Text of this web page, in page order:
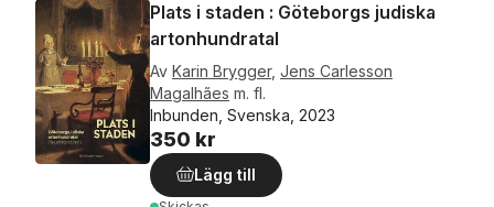
Plats i staden : Göteborgs judiska
artonhundratal
Av Karin Brygger, Jens Carlesson
Magalhães m. fl.
Inbunden, Svenska, 2023
350 kr
Lägg till